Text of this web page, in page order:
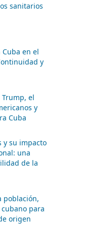
sanitarios
en el
y
el
y
Cuba
y su impacto
una
de la
población,
para
origen